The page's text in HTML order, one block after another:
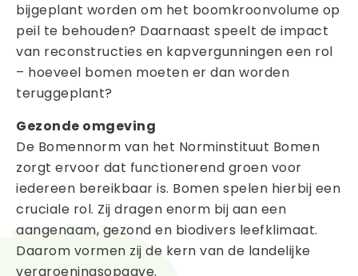
bijgeplant worden om het boomkroonvolume op
peil te behouden? Daarnaast speelt de impact
van reconstructies en kapvergunningen een rol
– hoeveel bomen moeten er dan worden
teruggeplant?
Gezonde omgeving
De Bomennorm van het Norminstituut Bomen
zorgt ervoor dat functionerend groen voor
iedereen bereikbaar is. Bomen spelen hierbij een
cruciale rol. Zij dragen enorm bij aan een
aangenaam, gezond en biodivers leefklimaat.
Daarom vormen zij de kern van de landelijke
vergroeningsopgave.